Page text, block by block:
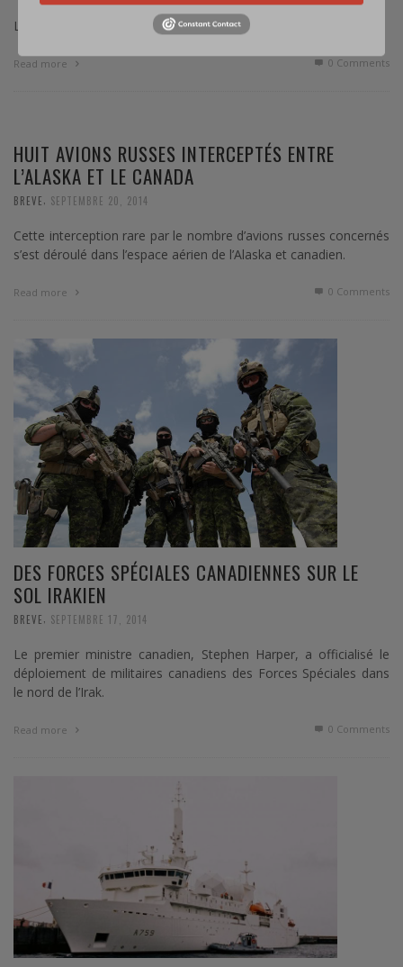
Le Canada s’engage militairement en Irak.
Read more 0 Comments
HUIT AVIONS RUSSES INTERCEPTÉS ENTRE
L’ALASKA ET LE CANADA
BREVE SEPTEMBRE 20, 2014
Cette interception rare par le nombre d’avions russes concernés
s’est déroulé dans l’espace aérien de l’Alaska et canadien.
Read more 0 Comments
DES FORCES SPÉCIALES CANADIENNES SUR LE
SOL IRAKIEN
BREVE, SEPTEMBRE 17, 2014
Le premier ministre canadien, Stephen Harper, a officialisé le
déploiement de militaires canadiens des Forces Spéciales dans
le nord de l’Irak.
Read more 0 Comments